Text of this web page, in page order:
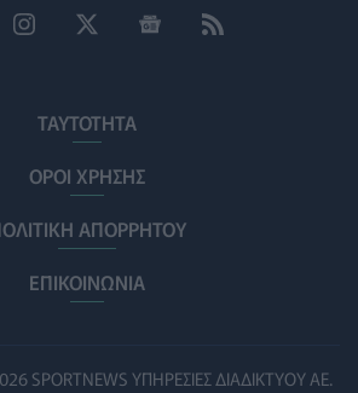
για τις επερχόμενες ζέστες -
στον γιατρό μας
η εμμονή με το «τέλειο» δέρμα
ψυχικής υγείας
2026 - 14:00
ΤΑΥΤΟΤΗΤΑ
ΟΡΟΙ ΧΡΗΣΗΣ
ΑΠΟΡΡΗΤΟΥ
ΕΠΙΚΟΙΝΩΝΙΑ
SPORTNEWS ΥΠΗΡΕΣΙΕΣ ΔΙΑΔΙΚΤΥΟΥ ΑΕ.